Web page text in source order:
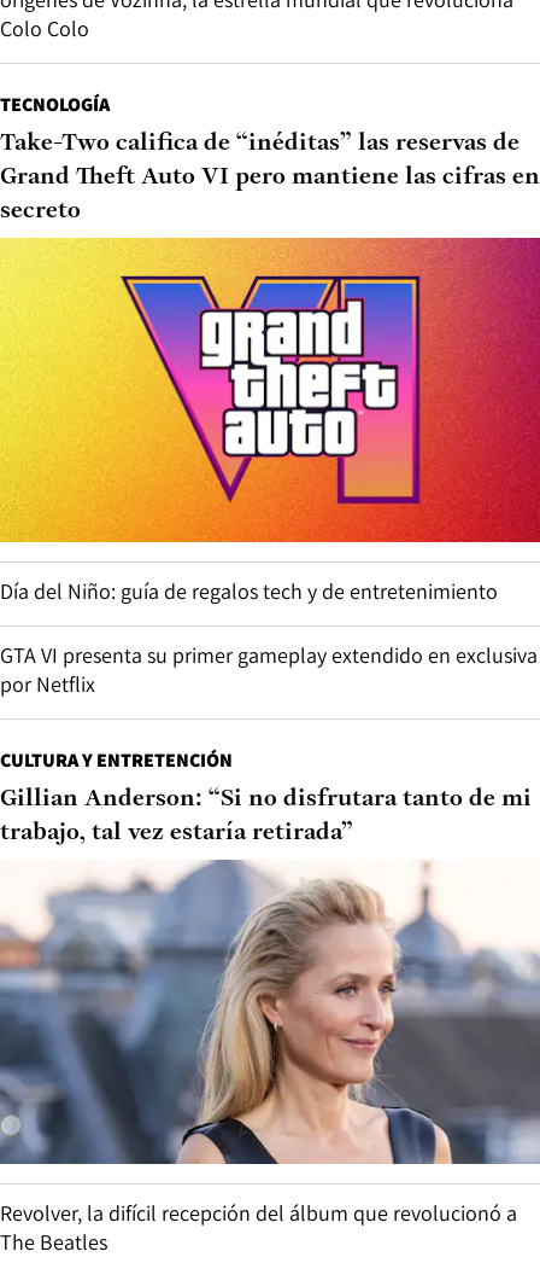
Colo Colo
TECNOLOGÍA
Take-Two califica de “inéditas” las reservas de
Grand Theft Auto VI pero mantiene las cifras en
secreto
Día del Niño: guía de regalos tech y de entretenimiento
GTA VI presenta su primer gameplay extendido en exclusiva
por Netflix
CULTURA Y ENTRETENCIÓN
Gillian Anderson: “Si no disfrutara tanto de mi
trabajo, tal vez estaría retirada”
Revolver, la difícil recepción del álbum que revolucionó a
The Beatles